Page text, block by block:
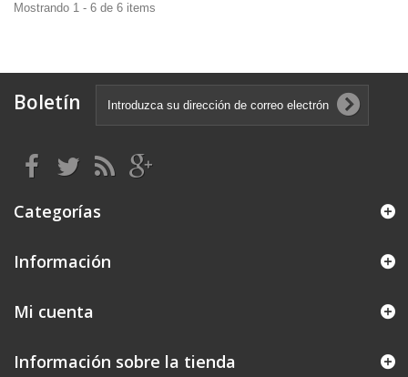
Mostrando 1 - 6 de 6 items
Boletín
Categorías
Información
Mi cuenta
Información sobre la tienda